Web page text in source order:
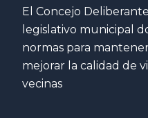
El Concejo
legislativo municipal
normas para
mejorar la calidad de
vecinas